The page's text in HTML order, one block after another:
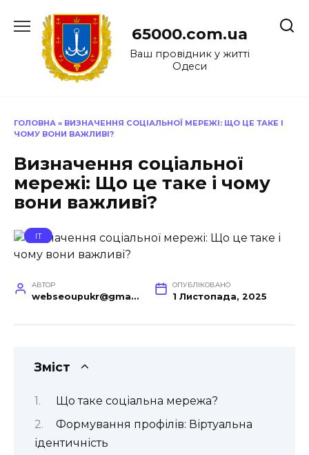
до
65000.com.ua
Ваш провідник у житті
Одеси
ГОЛОВНА » ВИЗНАЧЕННЯ СОЦІАЛЬНОЇ МЕРЕЖІ: ЩО ЦЕ ТАКЕ І
ЧОМУ ВОНИ ВАЖЛИВІ?
Визначення соціальної
мережі: Що це таке і чому
вони важливі?
IT
АВТОР
webseoupukr@gmail.com
ОПУБЛІКОВАНО
1 Листопада, 2025
Зміст
Що таке соціальна мережа?
Формування профілів: Віртуальна
ідентичність